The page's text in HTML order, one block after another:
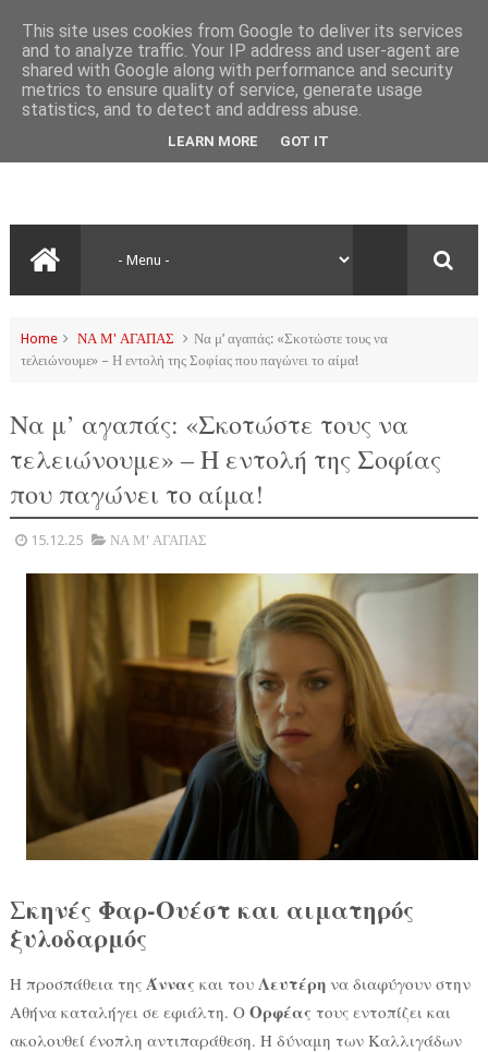
Home ΝΑ Μ' ΑΓΑΠΑΣ
Να μ’ αγαπάς: «Σκοτώστε τους να
τελειώνουμε» – Η εντολή της Σοφίας που παγώνει το αίμα!
Να μ’ αγαπάς: «Σκοτώστε τους να
τελειώνουμε» – Η εντολή της Σοφίας
που παγώνει το αίμα!
15.12.25 ΝΑ Μ' ΑΓΑΠΑΣ
Σκηνές Φαρ-Ουέστ και αιματηρός
ξυλοδαρμός
Η προσπάθεια της Άννας και του Λευτέρηνα διαφύγουν στην
Αθήνα καταλήγει σε εφιάλτη. Ο Ορφέας τους εντοπίζει και
ακολουθεί ένοπλη αντιπαράθεση. Η δύναμη των Καλλιγάδων
This site uses cookies from Google to deliver its services
and to analyze traffic. Your IP address and user-agent are
shared with Google along with performance and security
metrics to ensure quality of service, generate usage
statistics, and to detect and address abuse.
LEARN MORE GOT IT